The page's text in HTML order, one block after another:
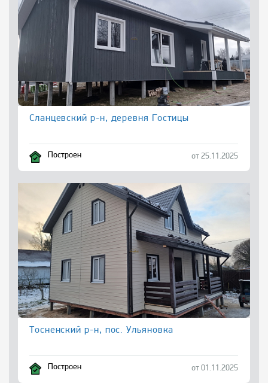
Сланцевский р-н, деревня Гостицы
Построен от 25.11.2025
Тосненский р-н, пос. Ульяновка
Построен от 01.11.2025